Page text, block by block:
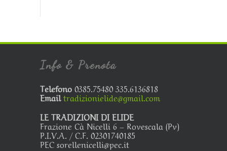
Info & Prenota
Telefono 0385.75480 335.6136818
Email tradizionielide@gmail.com
LE TRADIZIONI DI ELIDE
Frazione Cà Nicelli 6 – Rovescala (Pv)
P.I.V.A. / C.F. 02301740185
PEC sorellenicelli@pec.it